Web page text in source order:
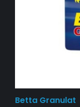
Betta Granulat